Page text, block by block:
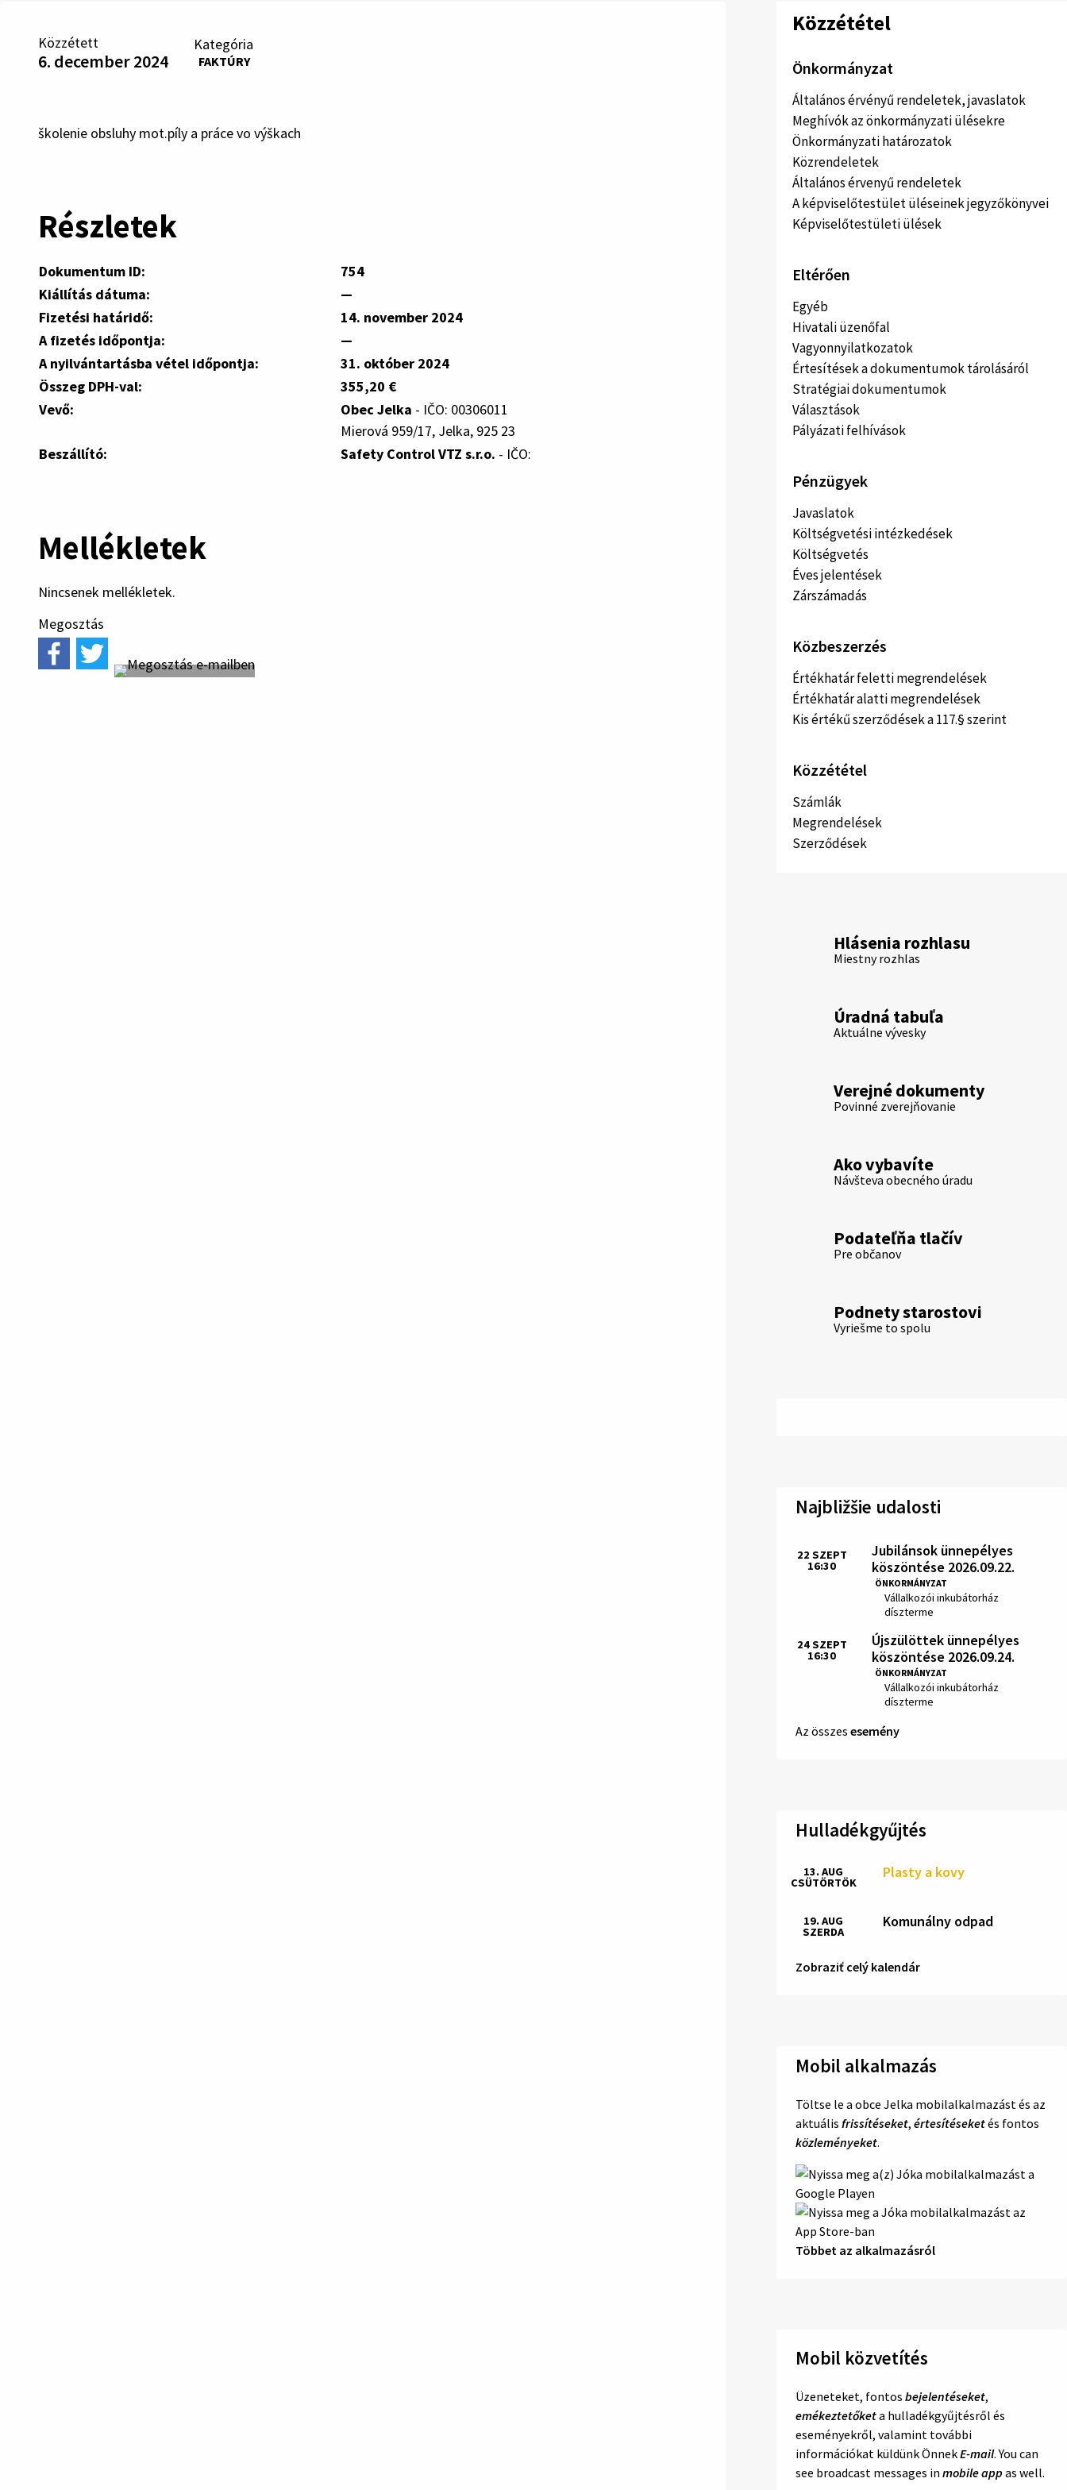
Közzétett
6. december 2024
Kategória
FAKTÚRY
školenie obsluhy mot.píly a práce vo výškach
Részletek
Dokumentum ID:
754
Kiállítás dátuma:
—
Fizetési határidő:
14. november 2024
A fizetés időpontja:
—
A nyilvántartásba vétel időpontja:
31. október 2024
Összeg DPH-val:
355,20 €
Vevő:
Obec Jelka - IČO: 00306011
Mierová 959/17, Jelka, 925 23
Beszállító:
Safety Control VTZ s.r.o. - IČO:
Mellékletek
Nincsenek mellékletek.
Megosztás
Közzététel
Önkormányzat
Általános érvényű rendeletek, javaslatok
Meghívók az önkormányzati ülésekre
Önkormányzati határozatok
Közrendeletek
Általános érvenyű rendeletek
A képviselőtestület üléseinek jegyzőkönyvei
Képviselőtestületi ülések
Eltérően
Egyéb
Hivatali üzenőfal
Vagyonnyilatkozatok
Értesítések a dokumentumok tárolásáról
Stratégiai dokumentumok
Választások
Pályázati felhívások
Pénzügyek
Javaslatok
Költségvetési intézkedések
Költségvetés
Éves jelentések
Zárszámadás
Közbeszerzés
Értékhatár feletti megrendelések
Értékhatár alatti megrendelések
Kis értékű szerződések a 117.§ szerint
Közzététel
Számlák
Megrendelések
Szerződések
Hlásenia rozhlasu
Miestny rozhlas
Úradná tabuľa
Aktuálne vývesky
Verejné dokumenty
Povinné zverejňovanie
Ako vybavíte
Návšteva obecného úradu
Podateľňa tlačív
Pre občanov
Podnety starostovi
Vyriešme to spolu
Najbližšie udalosti
Jubilánsok ünnepélyes
köszöntése 2026.09.22.
ÖNKORMÁNYZAT
Hely:
Vállalkozói inkubátorház
díszterme
Idő:
22 SZEPT
16:30
Újszülöttek ünnepélyes
köszöntése 2026.09.24.
ÖNKORMÁNYZAT
Hely:
Vállalkozói inkubátorház
díszterme
Idő:
24SZEPT
16:30
Az összes esemény
Hulladékgyűjtés
Plasty a kovy
13. AUG
CSÜTÖRTÖK
Komunálny odpad
19. AUG
SZERDA
Zobraziť celý kalendár
Mobil alkalmazás
Töltse le a obce Jelka mobilalkalmazást és az
aktuális frissítéseket, értesítéseketés fontos
közleményeket.
Többet az alkalmazásról
Mobil közvetítés
Üzeneteket, fontos bejelentéseket,
emékeztetőketa hulladékgyűjtésről és
eseményekről, valamint további
információkat küldünk ÖnnekE-mail. You can
see broadcast messages in mobile app as well.